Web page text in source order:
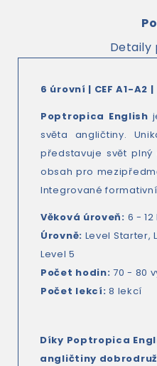
Detaily
6 úrovní | CEF A1-A2 |
Poptropica English
světa angličtiny.
představuje svět
obsah pro
Integrované
Věková úroveň: 6 -
Úrovně: Level Starter,
Level 5
Počet hodin:70 - 80
Počet lekcí:8 lekcí
Díky Poptropica
angličtiny